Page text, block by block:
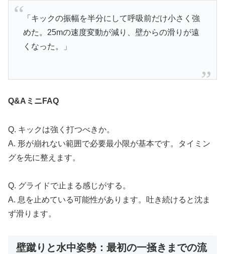
「キックの振幅を半分にして呼吸前だけ小さく強
めた。25mの速度変動が減り、壁からの滑りが遠
くなった。」
Q&AミニFAQ
Q. キックは強く打つべきか。
A. 形が崩れない範囲で必要最小限が基本です。タイミン
グを先に整えます。
Q. グライドで止まる感じがする。
A. 息を止めている可能性があります。吐き続けると沈ま
ず滑ります。
壁蹴りと水中姿勢：最初の一掻きまでの流